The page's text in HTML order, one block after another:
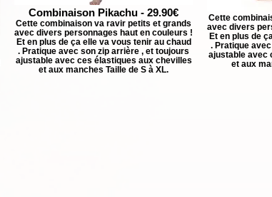
Combinaison Pikachu - 29.90€
Cette combinaison va ravir petits et grands
avec divers personnages haut en couleurs !
Et en plus de ça elle va vous tenir au chaud
. Pratique avec son zip arrière , et toujours
ajustable avec ces élastiques aux chevilles
et aux manches Taille de S à XL.
Cette
avec divers
Et en plus de
. Pratique
ajustable avec
et aux